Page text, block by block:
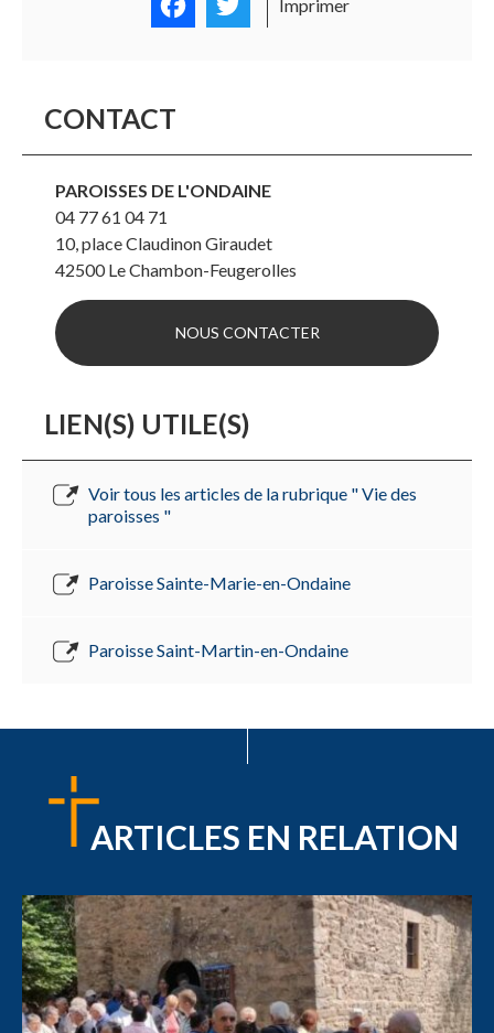
FacebookTwitter
Imprimer
CONTACT
PAROISSES DE L'ONDAINE
04 77 61 04 71
10, place Claudinon Giraudet
42500 Le Chambon-Feugerolles
NOUS CONTACTER
LIEN(S) UTILE(S)
Voir tous les articles de la rubrique " Vie des
paroisses "
Paroisse Sainte-Marie-en-Ondaine
Paroisse Saint-Martin-en-Ondaine
ARTICLES EN RELATION